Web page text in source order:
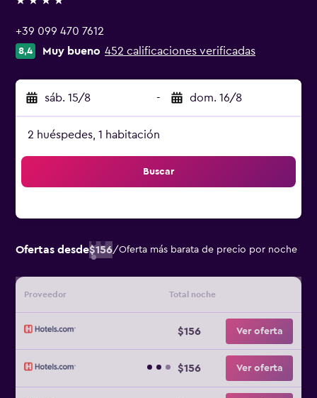
4 estrellas
+39 099 470 7612
8,4 Muy bueno 452 calificaciones verificadas
sáb. 15/8 - dom. 16/8
2 huéspedes, 1 habitación
Buscar
Ofertas desde$156/Oferta más barata de precio por noche
Proveedor Total noche
$156 Ver oferta
$156 Ver oferta